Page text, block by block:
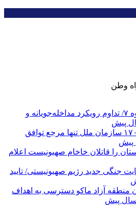
وطن
بیانیه ضدایرانی گروه ۷/ تداوم رویکرد مداخله‌جویانه و
بیروت: قطعنامه ۱۷۰۱ سازمان ملل تنها مرجع توافق
ازبکستان را قاتلان خاخام صهیونیست اعلام
جنگی جدید رژیم صهیونیستی/ تایید
منطقه آزاد ماکو دسترسی به اهداف